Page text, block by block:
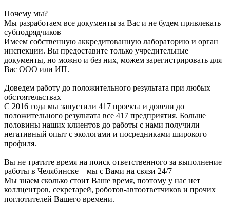
Почему мы?
Мы разработаем все документы за Вас и не будем привлекать
субподрядчиков
Имеем собственную аккредитованную лабораторию и орган
инспекции. Вы предоставите только учредительные
документы, но можно и без них, можем зарегистрировать для
Вас ООО или ИП.
Доведем работу до положительного результата при любых
обстоятельствах
С 2016 года мы запустили 417 проекта и довели до
положительного результата все 417 предприятия. Больше
половины наших клиентов до работы с нами получили
негативный опыт с экологами и посредниками широкого
профиля.
Вы не тратите время на поиск ответственного за выполнение
работы в Челябинске – мы с Вами на связи 24/7
Мы знаем сколько стоит Ваше время, поэтому у нас нет
коллцентров, секретарей, роботов-автоответчиков и прочих
поглотителей Вашего времени.